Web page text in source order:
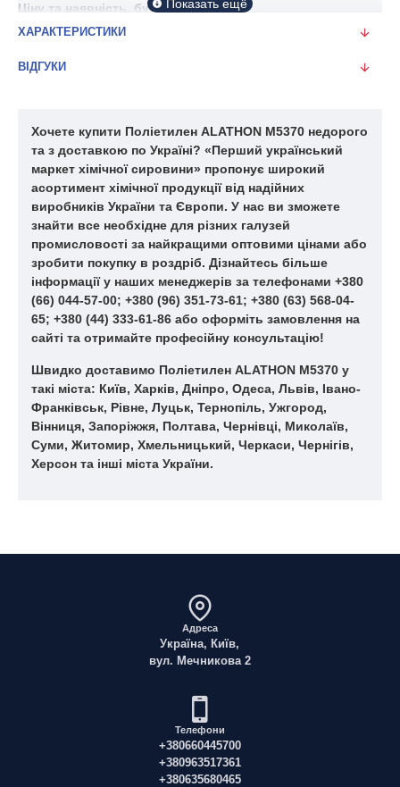
Ціну та наявність, будь ласка,
ХАРАКТЕРИСТИКИ
ВІДГУКИ
Хочете купити Поліетилен ALATHON M5370 недорого
та з доставкою по Україні? «Перший український
маркет хімічної сировини» пропонує широкий
асортимент хімічної продукції від надійних
виробників України та Європи. У нас ви зможете
знайти все необхідне для різних галузей
промисловості за найкращими оптовими цінами або
зробити покупку в роздріб. Дізнайтесь більше
інформації у наших менеджерів за телефонами +380
(66) 044-57-00; +380 (96) 351-73-61; +380 (63) 568-04-
65; +380 (44) 333-61-86 або оформіть замовлення на
сайті та отримайте професійну консультацію!
Швидко доставимо Поліетилен ALATHON M5370 у
такі міста: Київ, Харків, Дніпро, Одеса, Львів, Івано-
Франківськ, Рівне, Луцьк, Тернопіль, Ужгород,
Вінниця, Запоріжжя, Полтава, Чернівці, Миколаїв,
Суми, Житомир, Хмельницький, Черкаси, Чернігів,
Херсон та інші міста України.
Адреса
Україна, Київ,
вул. Мечникова 2
Телефони
+380660445700
+380963517361
+380635680465